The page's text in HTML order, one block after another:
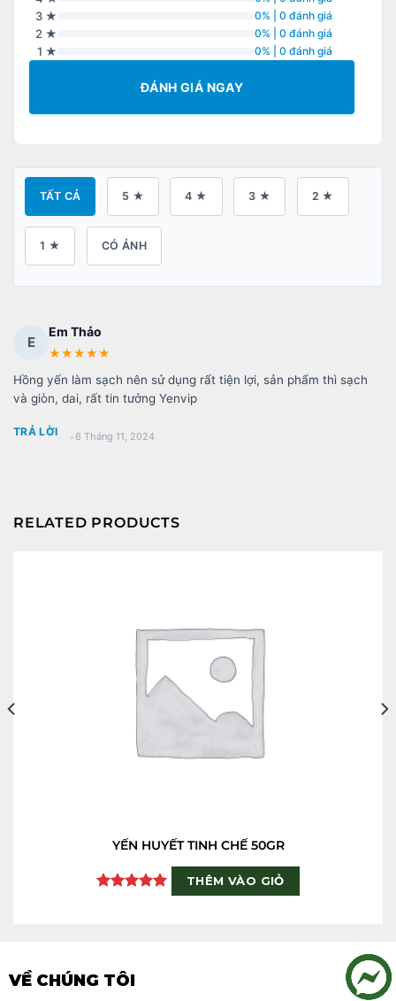
3 ★ 0% | 0 đánh giá
2 ★ 0% | 0 đánh giá
1 ★ 0% | 0 đánh giá
ĐÁNH GIÁ NGAY
TẤT CẢ 5 ★ 4 ★ 3 ★ 2 ★
1 ★ CÓ ẢNH
E
Em Thảo
★★★★★
Hồng yến làm sạch nên sử dụng rất tiện lợi, sản phẩm thì sạch
và giòn, dai, rất tin tưởng Yenvip
TRẢ LỜI •6 Tháng 11, 2024
RELATED PRODUCTS
YẾN HUYẾT TINH CHẾ 50GR
THÊM VÀO GIỎ
VỀ CHÚNG TÔI